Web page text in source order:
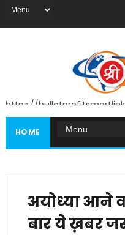
https://
HOME
अयोध्या आने
बार ये ख़बर